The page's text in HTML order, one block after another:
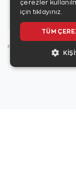
Copyright
Zen
çerezler
için tıklayınız.
TÜM